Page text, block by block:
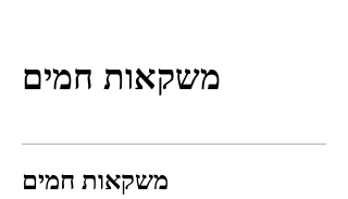
משקאות חמים
משקאות חמים